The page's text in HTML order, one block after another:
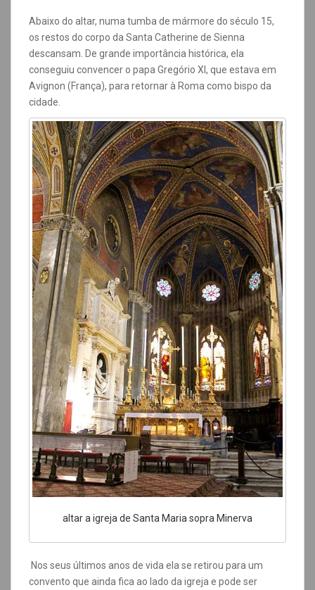
Abaixo do altar, numa tumba de mármore do século 15,
os restos do corpo da Santa Catherine de Sienna
descansam. De grande importância histórica, ela
conseguiu convencer o papa Gregório XI, que estava em
Avignon (França), para retornar à Roma como bispo da
cidade.
altar a igreja de Santa Maria sopra Minerva
Nos seus últimos anos de vida ela se retirou para um
convento que ainda fica ao lado da igreja e pode ser